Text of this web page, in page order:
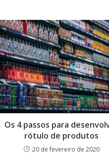
Os 4 passos para
rótulo de produtos
20 de fevereiro de 2020